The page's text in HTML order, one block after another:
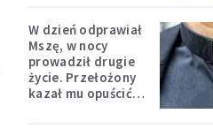
W dzień odprawiał
Mszę, w nocy
prowadził drugie
życie. Przełożony
kazał mu opuścić